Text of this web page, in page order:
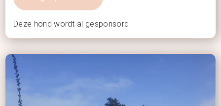
Deze hond wordt al gesponsord